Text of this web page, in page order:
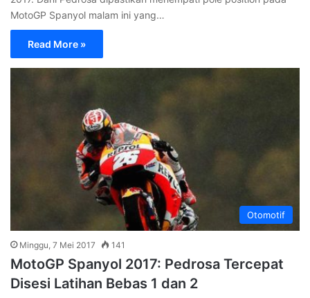
MotoGP Spanyol malam ini yang…
Read More »
Otomotif
Minggu, 7 Mei 2017 141
MotoGP Spanyol 2017: Pedrosa Tercepat
Disesi Latihan Bebas 1 dan 2